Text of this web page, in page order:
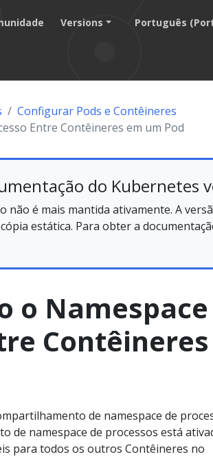
Versions Português
Configurar Pods e Contêineres
Entre Contêineres em um Pod
do Kubernetes
não é mais mantida ativamente. A
estática. Para obter a
o Namespace
Contêineres
de namespace de
de namespace de processos está
para todos os outros Contêineres no